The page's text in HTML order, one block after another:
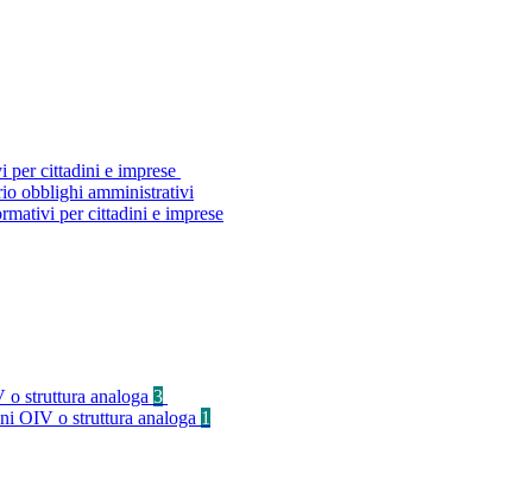
per cittadini e imprese
obblighi amministrativi
per cittadini e imprese
struttura analoga 3
OIV o struttura analoga 1